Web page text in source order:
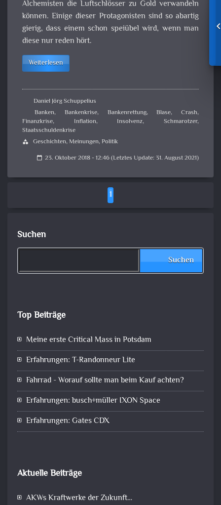
Alchemisten die Luftschlösser zu Gold verwandeln
können. Einige dieser Protagonisten sind so abartig
gierig, dass einem schon speiübel wird, wenn man
diese nur reden hört.
Weiterlesen
Daniel Jörg Schuppelius
Banken, Bankenkrise, Bankenrettung,Blase, Crash,
Finanzkrise, Inflation, Insolvenz,Schmarotzer,
Staatsschuldenkrise
category Geschichten, Meinungen,Politik
calendar_today 23. Oktober 2018 - 12:46 (Letztes Update: 31. August 2021)
1
Suchen
Suchen
Top Beiträge
Meine erste Critical Mass in Potsdam
Erfahrungen: T-Randonneur Lite
Fahrrad - Worauf sollte man beim Kauf achten?
Erfahrungen: busch+müller IXON Space
Erfahrungen: Gates CDX
Aktuelle Beiträge
AKWs Kraftwerke der Zukunft…